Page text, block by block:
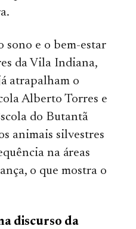
sono e o bem-estar
da Vila Indiana,
atrapalham o
Alberto Torres e
do Butantã
animais silvestres
na áreas
o que mostra o
discurso da